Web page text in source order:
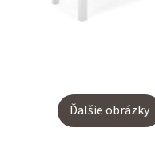
Ďalšie obrázky